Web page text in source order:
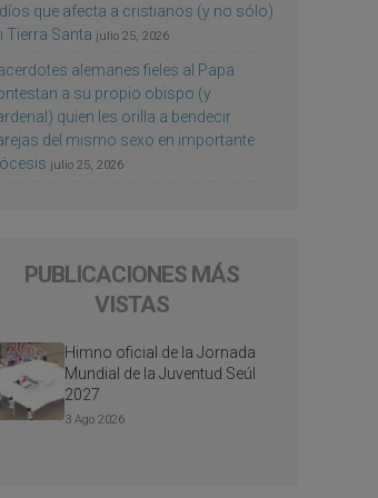
que afecta a cristianos (y no sólo)
Tierra Santa julio 25, 2026
alemanes fieles al Papa
a su propio obispo (y
quien les orilla a bendecir
del mismo sexo en importante
julio 25, 2026
PUBLICACIONES MÁS
VISTAS
Himno oficial de la Jornada
Mundial de la Juventud Seúl
2027
3 Ago 2026